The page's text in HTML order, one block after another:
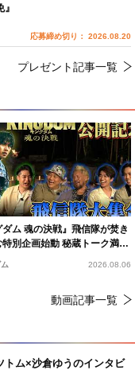
ダム 魂の決戦』飛信隊が焚き
特別企画始動 秘蔵トーク満載
2026.08.06
動画記事一覧
トム×沙倉ゆうのインタビ
応募締め切り： 2026.08.20
プレゼント記事一覧